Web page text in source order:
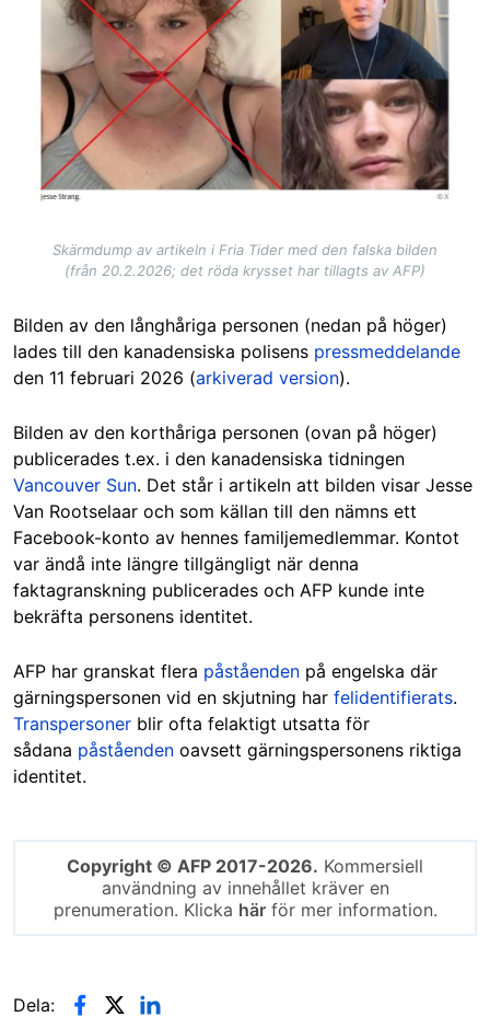
Skärmdump av artikeln i Fria Tider med den falska bilden
(från 20.2.2026; det röda krysset har tillagts av AFP)
Bilden av den långhåriga personen (nedan på höger)
lades till den kanadensiska polisens pressmeddelande
den 11 februari 2026 (arkiverad version).
Bilden av den korthåriga personen (ovan på höger)
publicerades t.ex. i den kanadensiska tidningen
Vancouver Sun. Det står i artikeln att bilden visar Jesse
Van Rootselaar och som källan till den nämns ett
Facebook-konto av hennes familjemedlemmar. Kontot
var ändå inte längre tillgängligt när denna
faktagranskning publicerades och AFP kunde inte
bekräfta personens identitet.
AFP har granskat flera påståenden på engelska där
gärningspersonen vid en skjutning har felidentifierats.
Transpersoner blir ofta felaktigt utsatta för
sådana påståenden oavsett gärningspersonens riktiga
identitet.
Copyright © AFP 2017-2026. Kommersiell
användning av innehållet kräver en
prenumeration. Klicka härför mer information.
Dela: